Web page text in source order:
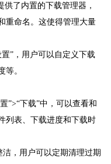
供了内置的下载管理器，
重命名。这使得管理大量
”，用户可以自定义下载
等。
”>“下载”中，可以查看和
列表、下载进度和下载时
，用户可以定期清理过期